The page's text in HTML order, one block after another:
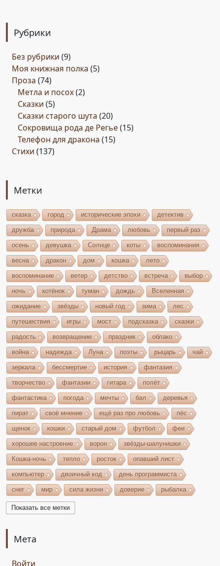
Рубрики
Без рубрики (9)
Моя книжная полка (5)
Проза (74)
Метла и посох(2)
Сказки (5)
Сказки старого шута (20)
Сокровища рода де Регье(15)
Телефон для дракона (15)
Стихи (137)
Метки
сказка город исторические эпохи детектив
дружба природа Драма любовь первый раз
осень девушка Солнце коты воспоминания
весна дракон дом кошка лето
воспоминание ветер детство встреча выбор
ночь котёнок туман дождь Вселенная
ожидание звёзды новый год зима лес
путешествия игры мост подсказка сказки
радость возвращение праздник облако
война надежда Луна поэты рыцарь чай
зеркала бессмертие история фантазия
творчество фантазии гитара полёт
фантастика погода мечты бал деревья
пират своё мнение ещё раз про любовь пёс
щенок кошки старый дом футбол феи
хорошее настроение ворон звёзды-шалунишки
Кошка-ночь тепло росток опавший лист
компьютер двоичный код день программиста
снег мир сила жизни доверие рыбалка
волшебство игрушки
возрождение
Показать все метки
Мета
Войти